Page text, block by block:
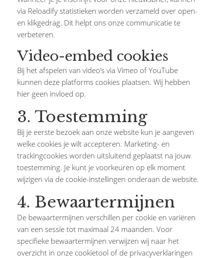
via Reloadify statistieken worden verzameld over open-
en klikgedrag. Dit helpt ons onze communicatie te
verbeteren.
Video-embed cookies
Bij het afspelen van video’s via Vimeo of YouTube
kunnen deze platforms cookies plaatsen. Wij hebben
hier geen invloed op.
3. Toestemming
Bij je eerste bezoek aan onze website kun je aangeven
welke cookies je wilt accepteren. Marketing- en
trackingcookies worden uitsluitend geplaatst na jouw
toestemming. Je kunt je voorkeuren op elk moment
wijzigen via de cookie-instellingen onderaan de website.
4. Bewaartermijnen
De bewaartermijnen verschillen per cookie en variëren
van een sessie tot maximaal 24 maanden. Voor
specifieke bewaartermijnen verwijzen wij naar het
overzicht in onze cookietool of de privacyverklaringen